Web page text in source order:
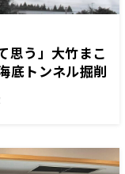
思う」大竹まこ
底トンネル掘削